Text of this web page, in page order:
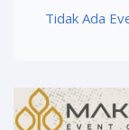
Tidak Ada